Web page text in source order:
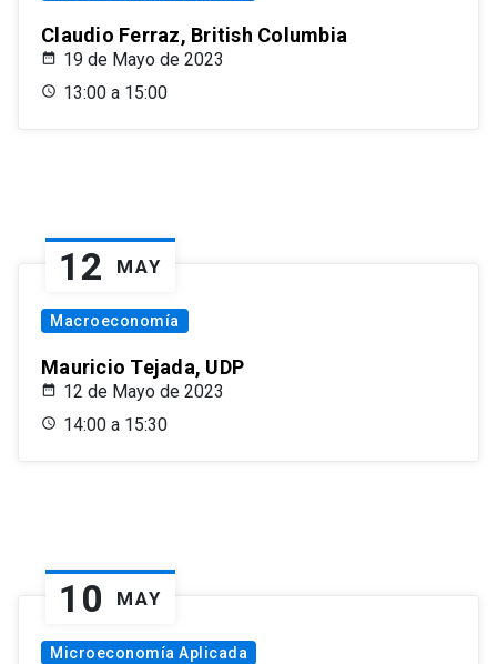
Claudio Ferraz, British Columbia
19 de Mayo de 2023
13:00 a 15:00
12 MAY
Macroeconomía
Mauricio Tejada, UDP
12 de Mayo de 2023
14:00 a 15:30
10 MAY
Microeconomía Aplicada